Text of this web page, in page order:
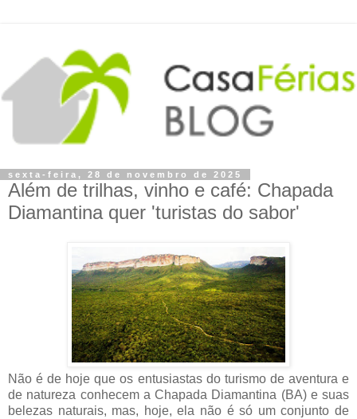
sexta-feira, 28 de novembro de 2025
Além de trilhas, vinho e café: Chapada
Diamantina quer 'turistas do sabor'
Não é de hoje que os entusiastas do turismo de aventura e
de natureza conhecem a Chapada Diamantina (BA) e suas
belezas naturais, mas, hoje, ela não é só um conjunto de